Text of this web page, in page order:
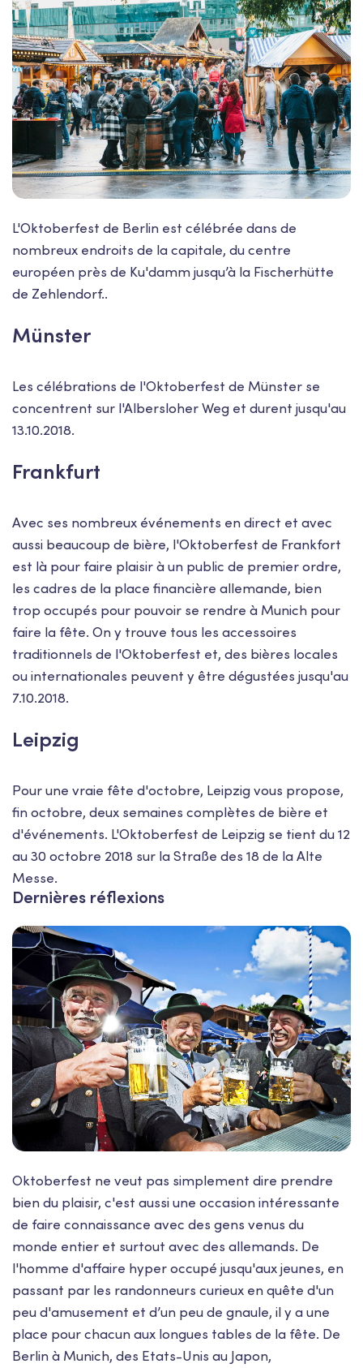
L'Oktoberfest de Berlin est célébrée dans de
nombreux endroits de la capitale, du centre
européen près de Ku'damm jusqu’à la Fischerhütte
de Zehlendorf..
Münster
Les célébrations de l'Oktoberfest de Münster se
concentrent sur l'Albersloher Weg et durent jusqu'au
13.10.2018.
Frankfurt
Avec ses nombreux événements en direct et avec
aussi beaucoup de bière, l'Oktoberfest de Frankfort
est là pour faire plaisir à un public de premier ordre,
les cadres de la place financière allemande, bien
trop occupés pour pouvoir se rendre à Munich pour
faire la fête. On y trouve tous les accessoires
traditionnels de l'Oktoberfest et, des bières locales
ou internationales peuvent y être dégustées jusqu'au
7.10.2018.
Leipzig
Pour une vraie fête d'octobre, Leipzig vous propose,
fin octobre, deux semaines complètes de bière et
d'événements. L'Oktoberfest de Leipzig se tient du 12
au 30 octobre 2018 sur la Straße des 18 de la Alte
Messe.
Dernières réflexions
Oktoberfest ne veut pas simplement dire prendre
bien du plaisir, c'est aussi une occasion intéressante
de faire connaissance avec des gens venus du
monde entier et surtout avec des allemands. De
l'homme d'affaire hyper occupé jusqu'aux jeunes, en
passant par les randonneurs curieux en quête d'un
peu d'amusement et d’un peu de gnaule, il y a une
place pour chacun aux longues tables de la fête. De
Berlin à Munich, des Etats-Unis au Japon,